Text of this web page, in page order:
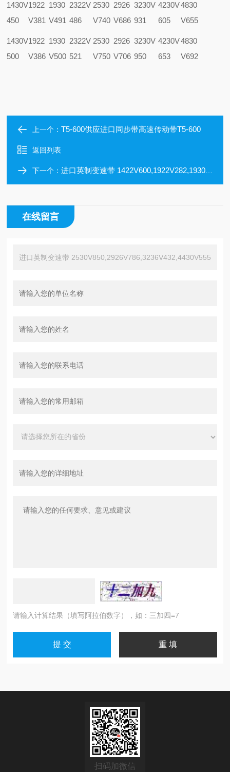
1430V
450
1922
V381
1930
V491
2322V
486
2530
V740
2926
V686
3230V
931
4230V
605
4830
V655
1430V
500
1922
V386
1930
V500
2322V
521
2530
V750
2926
V706
3230V
950
4230V
653
4830
V692
上一个：T5-600供应进口同步带高速传动带T5-600
返回列表
下一个：进口英制变速带 1422V600,1922V282,1930V355,2322V364,2530V618
在线留言
请输入计算结果（填写阿拉伯数字），如：三加四=7
扫码加微信